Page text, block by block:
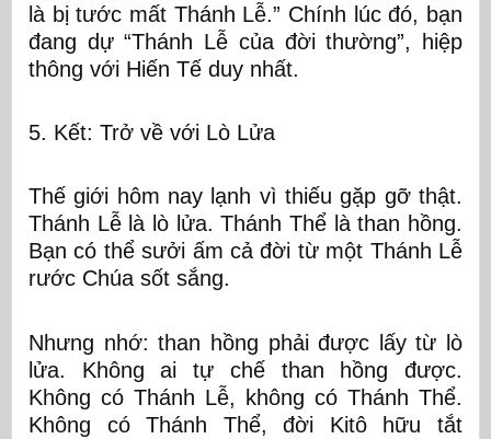
là bị tước mất Thánh Lễ.” Chính lúc đó, bạn
đang dự “Thánh Lễ của đời thường”, hiệp
thông với Hiến Tế duy nhất.
5. Kết: Trở về với Lò Lửa
Thế giới hôm nay lạnh vì thiếu gặp gỡ thật.
Thánh Lễ là lò lửa. Thánh Thể là than hồng.
Bạn có thể sưởi ấm cả đời từ một Thánh Lễ
rước Chúa sốt sắng.
Nhưng nhớ: than hồng phải được lấy từ lò
lửa. Không ai tự chế than hồng được.
Không có Thánh Lễ, không có Thánh Thể.
Không có Thánh Thể, đời Kitô hữu tắt